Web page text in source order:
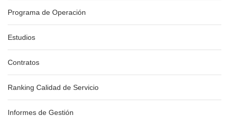
Programa de Operación
Estudios
Contratos
Ranking Calidad de Servicio
Informes de Gestión